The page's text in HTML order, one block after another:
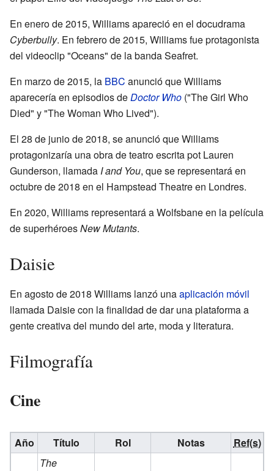
En enero de 2015, Williams apareció en el docudrama
Cyberbully. En febrero de 2015, Williams fue protagonista
del videoclip "Oceans" de la banda Seafret.
En marzo de 2015, la BBC anunció que Williams
aparecería en episodios deDoctor Who ("The Girl Who
Died" y "The Woman Who Lived").
El 28 de junio de 2018, se anunció que Williams
protagonizaría una obra de teatro escrita pot Lauren
Gunderson, llamada I and You, que se representará en
octubre de 2018 en el Hampstead Theatre en Londres.
En 2020, Williams representará a Wolfsbane en la película
de superhéroesNew Mutants.
Daisie
En agosto de 2018 Williams lanzó unaaplicación móvil
llamada Daisie con la finalidad de dar una plataforma a
gente creativa del mundo del arte, moda y literatura.
Filmografía
Cine
Año Título Rol Notas Ref(s)
The